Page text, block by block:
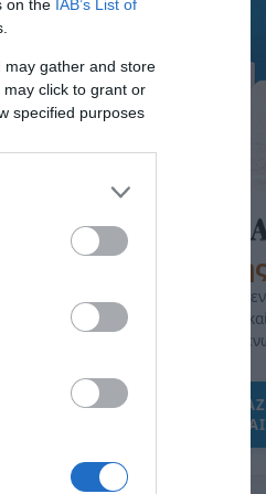
on the IAB’s List of
may gather and store
click to grant or
specified purposes
της
Οι άνθρωποι, οι
το ελληνικό
πολιτισμός που μας
ΌΣΑ
ΓΙΑ ΤΟ